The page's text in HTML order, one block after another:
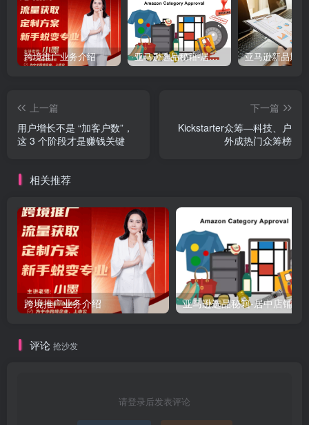
跨境推广业务介绍 亚马逊选品秘籍-居中店铺掘金术：精铺卖家月入$10000的选品方案（附数据拆解）
上一篇
用户增长不是 “加客户数”，
这 3 个阶段才是赚钱关键
下一篇
Kickstarter众筹—科技、户
外成热门众筹榜
相关推荐
跨境推广业务介绍
评论 抢沙发
请登录后发表评论